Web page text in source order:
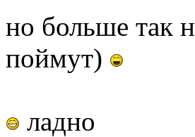
но больше так
поймут)
ладно